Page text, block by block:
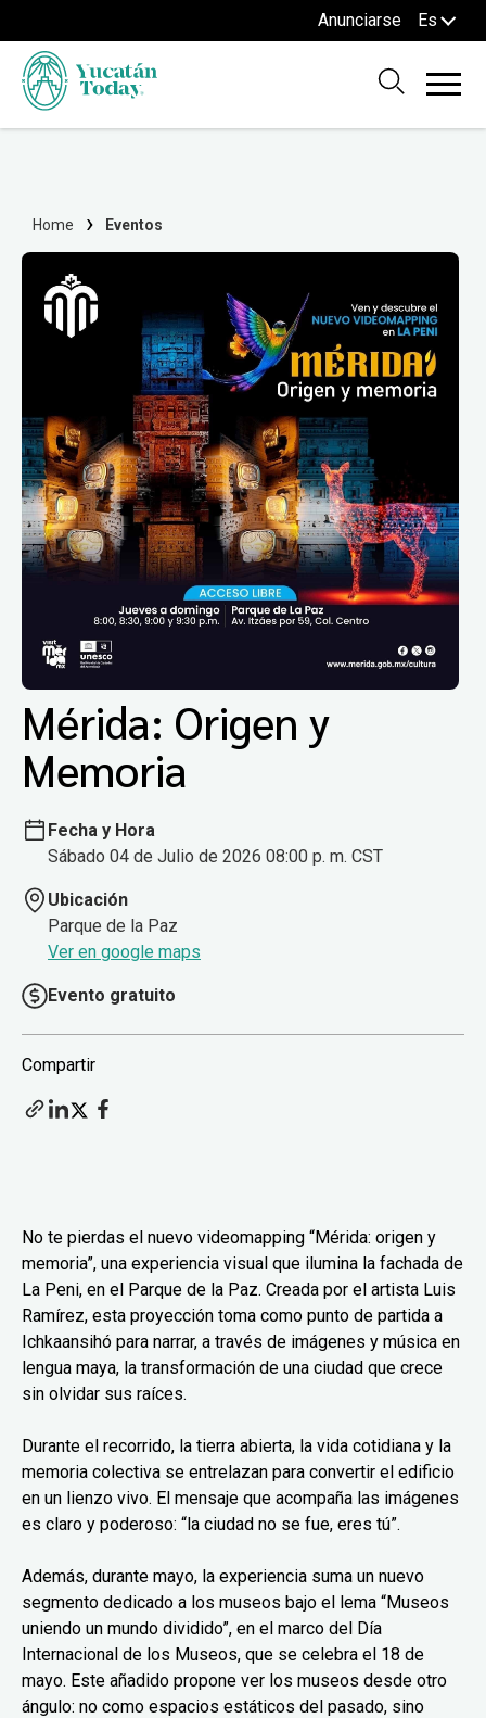
Anunciarse Es
Home Eventos
Mérida: Origen y
Memoria
Fecha y Hora
Sábado 04 de Julio de 2026 08:00 p. m. CST
Ubicación
Parque de la Paz
Ver en google maps
Evento gratuito
Compartir
No te pierdas el nuevo videomapping “Mérida: origen y
memoria”, una experiencia visual que ilumina la fachada de
La Peni, en el Parque de la Paz. Creada por el artista Luis
Ramírez, esta proyección toma como punto de partida a
Ichkaansihó para narrar, a través de imágenes y música en
lengua maya, la transformación de una ciudad que crece
sin olvidar sus raíces.
Durante el recorrido, la tierra abierta, la vida cotidiana y la
memoria colectiva se entrelazan para convertir el edificio
en un lienzo vivo. El mensaje que acompaña las imágenes
es claro y poderoso: “la ciudad no se fue, eres tú”.
Además, durante mayo, la experiencia suma un nuevo
segmento dedicado a los museos bajo el lema “Museos
uniendo un mundo dividido”, en el marco del Día
Internacional de los Museos, que se celebra el 18 de
mayo. Este añadido propone ver los museos desde otro
ángulo: no como espacios estáticos del pasado, sino